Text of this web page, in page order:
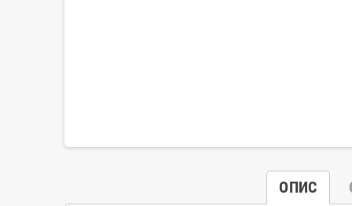
ОПИС